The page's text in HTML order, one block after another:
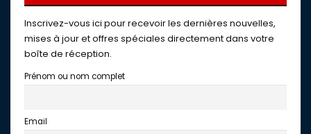
Inscrivez-vous ici pour recevoir les dernières nouvelles,
mises à jour et offres spéciales directement dans votre
boîte de réception.
Prénom ou nom complet
Email